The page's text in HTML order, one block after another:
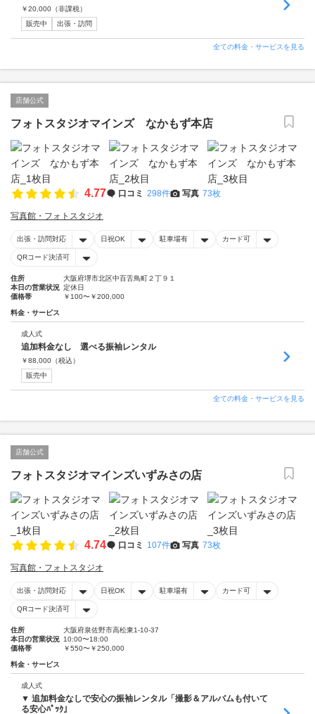
￥20,000 （非課税）
販売中
出張・訪問
全ての料金・サービスを見る
店舗公式
フォトスタジオマインズ なかもず本店
4.77 口コミ 298件 写真 73枚
写真館・フォトスタジオ
出張・訪問対応 日祝OK 駐車場有 カード可
QRコード決済可
住所
大阪府堺市北区中百舌鳥町２丁９１
本日の営業状況 定休日
価格帯
￥100〜￥200,000
料金・サービス
成人式
追加料金なし 選べる振袖レンタル
￥88,000 （税込）
販売中
全ての料金・サービスを見る
店舗公式
フォトスタジオマインズいずみさの店
4.74 口コミ 107件 写真 73枚
写真館・フォトスタジオ
出張・訪問対応 日祝OK 駐車場有 カード可
QRコード決済可
住所
大阪府泉佐野市高松東1-10-37
本日の営業状況 10:00〜18:00
価格帯
￥550〜￥250,000
料金・サービス
成人式
▼ 追加料金なしで安心の振袖レンタル「撮影＆アルバムも付いて
る安心ﾊﾟｯｸ」